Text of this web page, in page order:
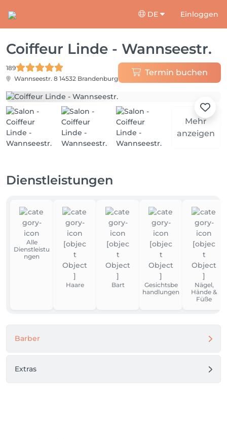
DE Einloggen
Coiffeur Linde - Wannseestr.
189
Wannseestr. 8 14532 Brandenburg
Termin buchen
Mehr
anzeigen
Dienstleistungen
Alle
Dienstleistu
ngen
Haare Bart
Gesichtsbe
handlungen
Nägel,
Hände &
Füße
Barber
Extras